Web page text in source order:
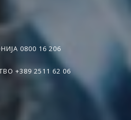
0800 16 206
+389 2511 62 06